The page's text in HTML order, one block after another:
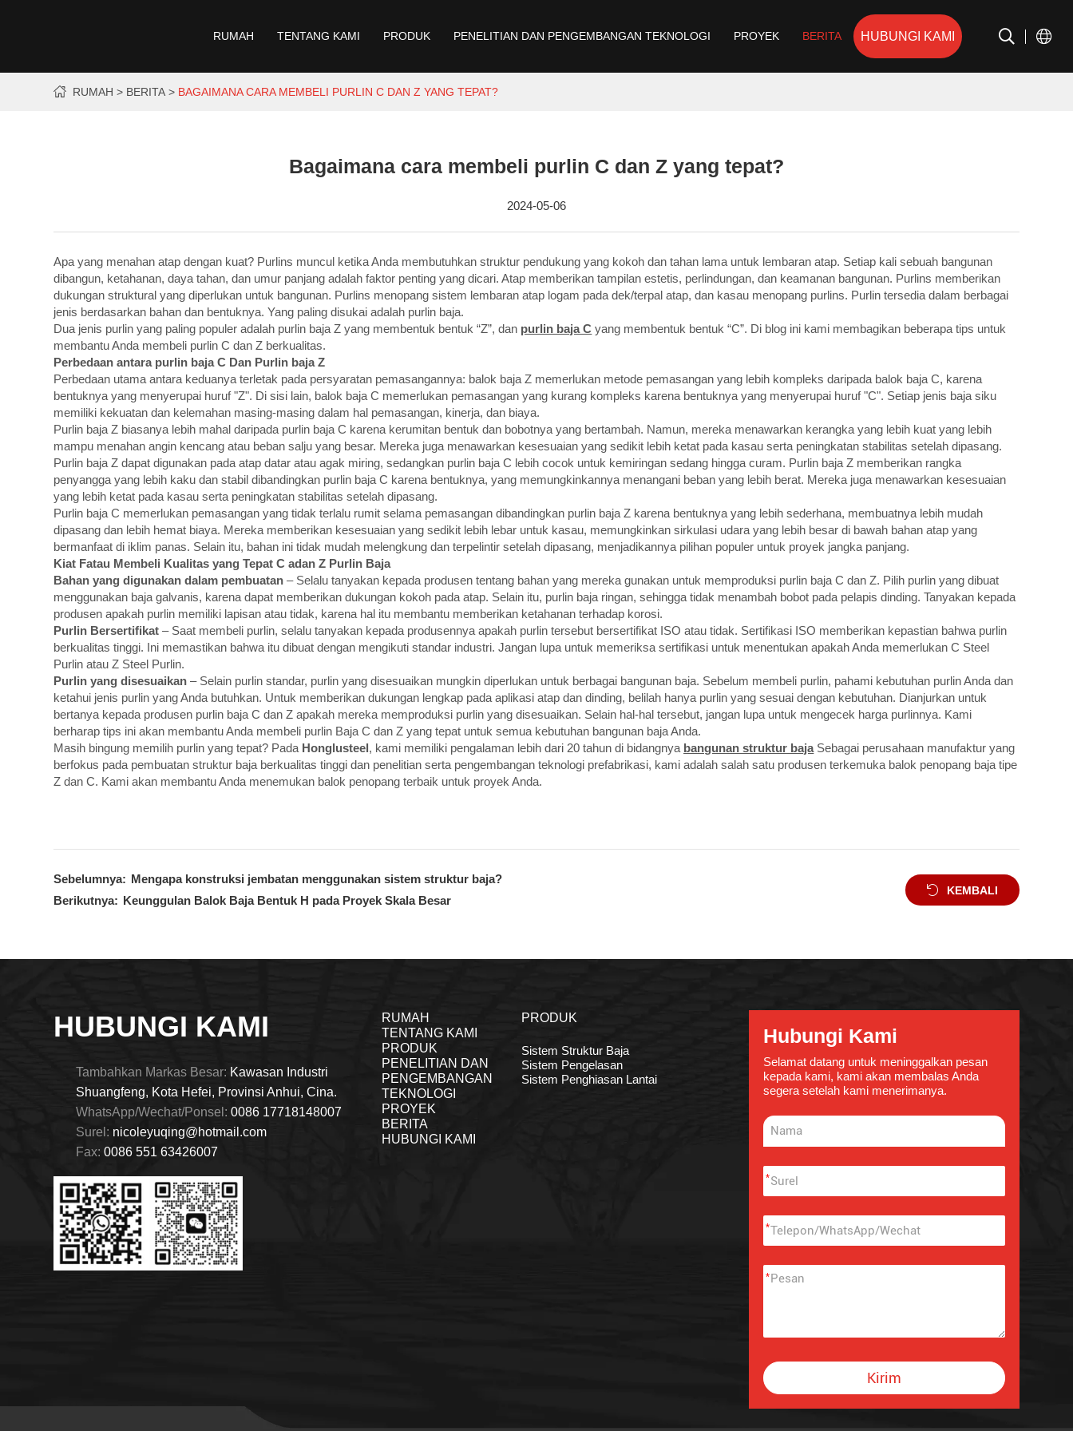
RUMAH TENTANG KAMI PRODUK PENELITIAN DAN PENGEMBANGAN TEKNOLOGI PROYEK BERITA HUBUNGI KAMI
RUMAH BERITA BAGAIMANA CARA MEMBELI PURLIN C DAN Z YANG TEPAT?
Bagaimana cara membeli purlin C dan Z yang tepat?
2024-05-06
Apa yang menahan atap dengan kuat? Purlins muncul ketika Anda membutuhkan struktur pendukung yang kokoh dan tahan lama untuk lembaran atap. Setiap kali sebuah bangunan
dibangun, ketahanan, daya tahan, dan umur panjang adalah faktor penting yang dicari. Atap memberikan tampilan estetis, perlindungan, dan keamanan bangunan. Purlins memberikan
dukungan struktural yang diperlukan untuk bangunan. Purlins menopang sistem lembaran atap logam pada dek/terpal atap, dan kasau menopang purlins. Purlin tersedia dalam berbagai
jenis berdasarkan bahan dan bentuknya. Yang paling disukai adalah purlin baja.
Dua jenis purlin yang paling populer adalah purlin baja Z yang membentuk bentuk “Z”, dan purlin baja C yang membentuk bentuk “C”. Di blog ini kami membagikan beberapa tips untuk
membantu Anda membeli purlin C dan Z berkualitas.
Perbedaan antara purlin baja C Dan Purlin baja Z
Perbedaan utama antara keduanya terletak pada persyaratan pemasangannya: balok baja Z memerlukan metode pemasangan yang lebih kompleks daripada balok baja C, karena
bentuknya yang menyerupai huruf "Z". Di sisi lain, balok baja C memerlukan pemasangan yang kurang kompleks karena bentuknya yang menyerupai huruf "C". Setiap jenis baja siku
memiliki kekuatan dan kelemahan masing-masing dalam hal pemasangan, kinerja, dan biaya.
Purlin baja Z biasanya lebih mahal daripada purlin baja C karena kerumitan bentuk dan bobotnya yang bertambah. Namun, mereka menawarkan kerangka yang lebih kuat yang lebih
mampu menahan angin kencang atau beban salju yang besar. Mereka juga menawarkan kesesuaian yang sedikit lebih ketat pada kasau serta peningkatan stabilitas setelah dipasang.
Purlin baja Z dapat digunakan pada atap datar atau agak miring, sedangkan purlin baja C lebih cocok untuk kemiringan sedang hingga curam. Purlin baja Z memberikan rangka
penyangga yang lebih kaku dan stabil dibandingkan purlin baja C karena bentuknya, yang memungkinkannya menangani beban yang lebih berat. Mereka juga menawarkan kesesuaian
yang lebih ketat pada kasau serta peningkatan stabilitas setelah dipasang.
Purlin baja C memerlukan pemasangan yang tidak terlalu rumit selama pemasangan dibandingkan purlin baja Z karena bentuknya yang lebih sederhana, membuatnya lebih mudah
dipasang dan lebih hemat biaya. Mereka memberikan kesesuaian yang sedikit lebih lebar untuk kasau, memungkinkan sirkulasi udara yang lebih besar di bawah bahan atap yang
bermanfaat di iklim panas. Selain itu, bahan ini tidak mudah melengkung dan terpelintir setelah dipasang, menjadikannya pilihan populer untuk proyek jangka panjang.
Kiat Fatau Membeli Kualitas yang TepatC adanZ Purlin Baja
Bahan yang digunakan dalam pembuatan – Selalu tanyakan kepada produsen tentang bahan yang mereka gunakan untuk memproduksi purlin baja C dan Z. Pilih purlin yang dibuat
menggunakan baja galvanis, karena dapat memberikan dukungan kokoh pada atap. Selain itu, purlin baja ringan, sehingga tidak menambah bobot pada pelapis dinding. Tanyakan kepada
produsen apakah purlin memiliki lapisan atau tidak, karena hal itu membantu memberikan ketahanan terhadap korosi.
Purlin Bersertifikat – Saat membeli purlin, selalu tanyakan kepada produsennya apakah purlin tersebut bersertifikat ISO atau tidak. Sertifikasi ISO memberikan kepastian bahwa purlin
berkualitas tinggi. Ini memastikan bahwa itu dibuat dengan mengikuti standar industri. Jangan lupa untuk memeriksa sertifikasi untuk menentukan apakah Anda memerlukan C Steel
Purlin atau Z Steel Purlin.
Purlin yang disesuaikan – Selain purlin standar, purlin yang disesuaikan mungkin diperlukan untuk berbagai bangunan baja. Sebelum membeli purlin, pahami kebutuhan purlin Anda dan
ketahui jenis purlin yang Anda butuhkan. Untuk memberikan dukungan lengkap pada aplikasi atap dan dinding, belilah hanya purlin yang sesuai dengan kebutuhan. Dianjurkan untuk
bertanya kepada produsen purlin baja C dan Z apakah mereka memproduksi purlin yang disesuaikan. Selain hal-hal tersebut, jangan lupa untuk mengecek harga purlinnya. Kami
berharap tips ini akan membantu Anda membeli purlin Baja C dan Z yang tepat untuk semua kebutuhan bangunan baja Anda.
Masih bingung memilih purlin yang tepat? Pada Honglusteel , kami memiliki pengalaman lebih dari 20 tahun di bidangnya bangunan struktur bajaSebagai perusahaan manufaktur yang
berfokus pada pembuatan struktur baja berkualitas tinggi dan penelitian serta pengembangan teknologi prefabrikasi, kami adalah salah satu produsen terkemuka balok penopang baja tipe
Z dan C. Kami akan membantu Anda menemukan balok penopang terbaik untuk proyek Anda.
Sebelumnya:
Mengapa konstruksi jembatan menggunakan sistem struktur baja?
Berikutnya:
Keunggulan Balok Baja Bentuk H pada Proyek Skala Besar
KEMBALI
HUBUNGI KAMI
Tambahkan Markas Besar: Kawasan Industri
Shuangfeng, Kota Hefei, Provinsi Anhui, Cina.
WhatsApp/Wechat/Ponsel: 0086 17718148007
Surel: nicoleyuqing@hotmail.com
Fax: 0086 551 63426007
RUMAH
TENTANG KAMI
PRODUK
PENELITIAN DAN
PENGEMBANGAN
TEKNOLOGI
PROYEK
BERITA
HUBUNGI KAMI
PRODUK
Sistem Struktur Baja
Sistem Pengelasan
Sistem Penghiasan Lantai
Hubungi Kami
Selamat datang untuk meninggalkan pesan
kepada kami, kami akan membalas Anda
segera setelah kami menerimanya.
*
*
*
Kirim